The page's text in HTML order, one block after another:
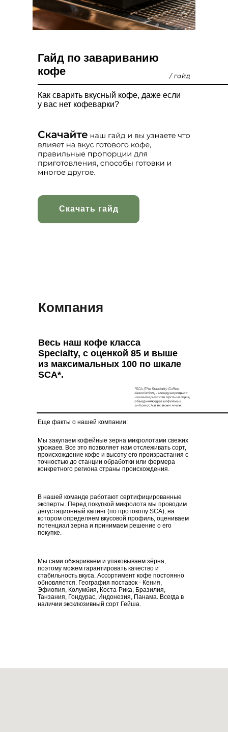
Гайд по завариванию
кофе
Как сварить вкусный кофе, даже если
у вас нет кофеварки?
Скачать гайд
Компания
Весь наш кофе класса
Specialty, с оценкой 85 и выше
из максимальных 100 по шкале
SCA*.
Еще факты о нашей компании:
Мы закупаем кофейные зерна микролотами свежих
урожаев. Все это позволяет нам отслеживать сорт,
происхождение кофе и высоту его произрастания с
точностью до станции обработки или фермера
конкретного региона страны происхождения.
В нашей команде работают сертифицированные
эксперты. Перед покупкой микролота мы проводим
дегустационный капинг (по протоколу SCA), на
котором определяем вкусовой профиль, оцениваем
потенциал зерна и принимаем решение о его
покупке.
Мы сами обжариваем и упаковываем зёрна,
поэтому можем гарантировать качество и
стабильность вкуса. Ассортимент кофе постоянно
обновляется. География поставок - Кения,
Эфиопия, Колумбия, Коста-Рика, Бразилия,
Танзания, Гондурас, Индонезия, Панама. Всегда в
наличии эксклюзивный сорт Гейша.